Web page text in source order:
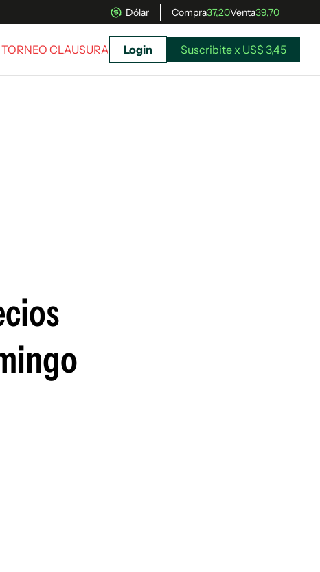
Dólar Compra37,20Venta39,70
Siguenos en:
CLAUSURA Login Suscribite x US$ 3,45